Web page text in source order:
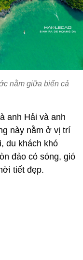
nằm giữa biển cả
anh Hải và anh
này nằm ở vị trí
du khách khó
đảo có sóng, gió
tiết đẹp.